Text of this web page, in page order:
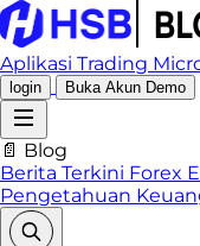
Aplikasi Trading
login Buka Akun Demo
📄 Blog
Berita Terkini Forex
Pengetahuan